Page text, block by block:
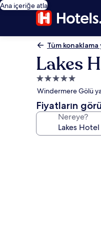
Ana içeriğe atla
Tüm
Lakes
5.0
yıldızlı
konaklama
yeri
Windermere Gölü
Fiyatların
Nereye?